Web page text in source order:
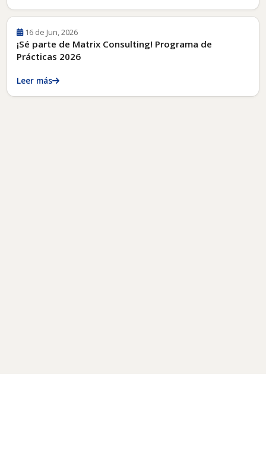
16 de Jun, 2026
¡Sé parte de Matrix Consulting! Programa de
Prácticas 2026
Leer más